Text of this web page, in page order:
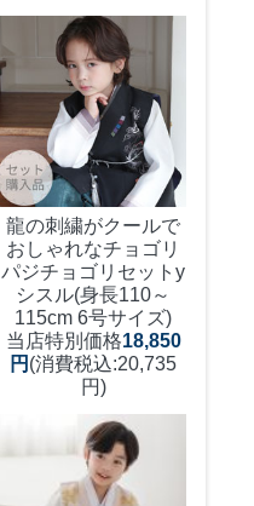
龍の刺繍がクールで
おしゃれなチョゴリ
パジチョゴリセットy
シスル(身長110～
115cm 6号サイズ)
当店特別価格18,850
円 (消費税込:20,735
円)